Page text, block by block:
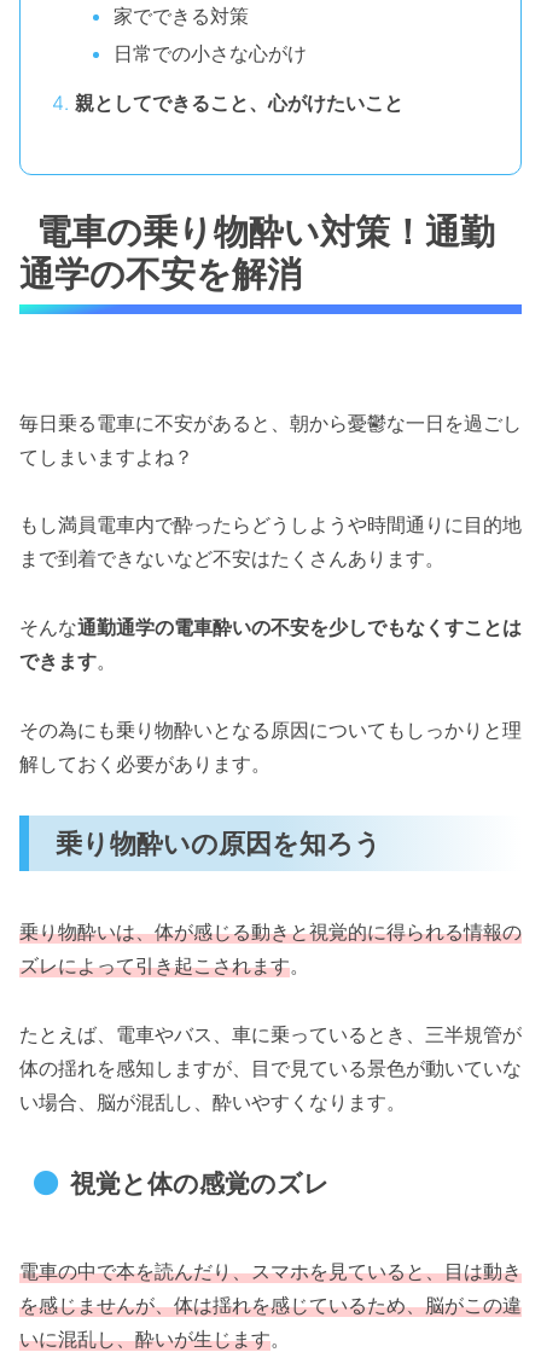
家でできる対策
日常での小さな心がけ
親としてできること、心がけたいこと
電車の乗り物酔い対策！通勤
通学の不安を解消
毎日乗る電車に不安があると、朝から憂鬱な一日を過ごし
てしまいますよね？
もし満員電車内で酔ったらどうしようや時間通りに目的地
まで到着できないなど不安はたくさんあります。
そんな通勤通学の電車酔いの不安を少しでもなくすことは
できます。
その為にも乗り物酔いとなる原因についてもしっかりと理
解しておく必要があります。
乗り物酔いの原因を知ろう
乗り物酔いは、体が感じる動きと視覚的に得られる情報の
ズレによって引き起こされます。
たとえば、電車やバス、車に乗っているとき、三半規管が
体の揺れを感知しますが、目で見ている景色が動いていな
い場合、脳が混乱し、酔いやすくなります。
視覚と体の感覚のズレ
電車の中で本を読んだり、スマホを見ていると、目は動き
を感じませんが、体は揺れを感じているため、脳がこの違
いに混乱し、酔いが生じます。